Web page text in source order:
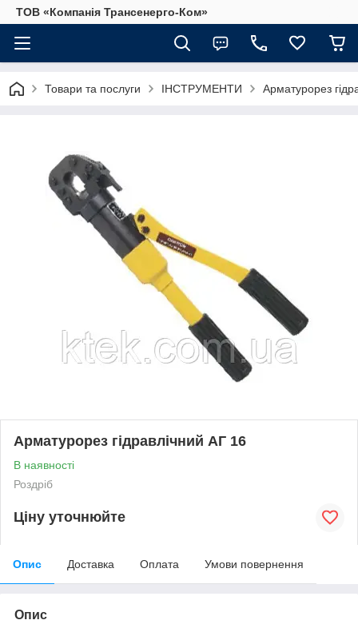
ТОВ «Компанія Трансенерго-Ком»
Товари та послуги ІНСТРУМЕНТИ Арматурорез
Арматурорез гідравлічний АГ 16
В наявності
Роздріб
Ціну уточнюйте
Опис Доставка Оплата Умови повернення
Опис